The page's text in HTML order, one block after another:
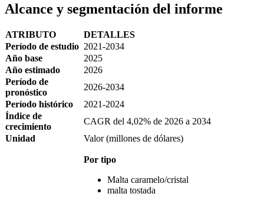
Alcance y segmentación del informe
ATRIBUTO
DETALLES
Período de estudio 2021-2034
Año base
2025
Año estimado
2026
Período de
pronóstico
2026-2034
Período histórico
2021-2024
Índice de
crecimiento
CAGR del 4,02% de 2026 a 2034
Unidad
Valor (millones de dólares)
Por tipo
Malta caramelo/cristal
malta tostada